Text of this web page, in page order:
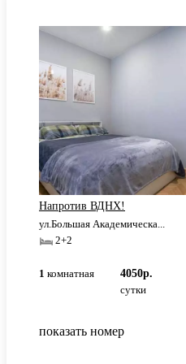
Напротив ВДНХ!
ул.Большая Академическа...
2+2
1 комнатная
4050р.
сутки
показать номер